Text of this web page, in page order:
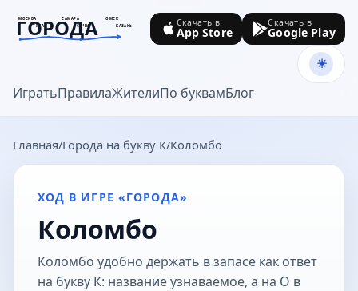
МОСКВА САМАРА
ОМСК
ТУЛА
СОЧИ КАЗАНЬ
ГОРОДА
goroda-na.ru
ИгратьПравилаЖителиПо буквамБлог
Скачать в
App Store
Скачать в
Google Play
Главная Города на букву К Коломбо
ХОД В ИГРЕ «ГОРОДА»
Коломбо
Коломбо удобно держать в запасе как ответ
на букву К: название узнаваемое, а на О в